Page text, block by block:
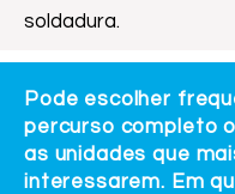
soldadura.
Pode escolher
percurso completo
as unidades que
interessarem. Em